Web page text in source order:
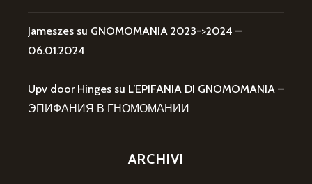
Jameszes su GNOMOMANIA 2023->2024 –
06.01.2024
Upv door Hinges su L’EPIFANIA DI GNOMOMANIA –
ЭПИФАНИЯ В ГНОМОМАНИИ
ARCHIVI